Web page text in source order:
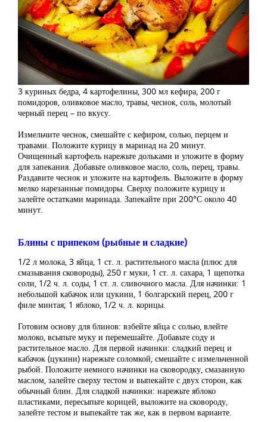
3 куриных бедра, 4 картофелины, 300 мл кефира, 200 г
помидоров, оливковое масло, травы, чеснок, соль, молотый
черный перец – по вкусу.
Измельчите чеснок, смешайте с кефиром, солью, перцем и
травами. Положите курицу в маринад на 20 минут.
Очищенный картофель нарежьте дольками и уложите в форму
для запекания. Добавьте оливковое масло, соль, перец, травы.
Раздавите чеснок и уложите на картофель. Выложите в форму
мелко нарезанные помидоры. Сверху положите курицу и
залейте остатками маринада. Запекайте при 200°С около 40
минут.
Блины с припеком (рыбные и сладкие)
1/2 л молока, 3 яйца, 1 ст. л. растительного масла (плюс для
смазывания сковороды), 250 г муки, 1 ст. л. сахара, 1 щепотка
соли, 1/2 ч. л. соды, 1 ст. л. сливочного масла. Для начинки: 1
небольшой кабачок или цукини, 1 болгарский перец, 200 г
филе минтая; 1 яблоко, 1/2 ч. л. корицы.
Готовим основу для блинов: взбейте яйца с солью, влейте
молоко, всыпьте муку и перемешайте. Добавьте соду и
растительное масло. Для первой начинки: сладкий перец и
кабачок (цукини) нарежьте соломкой, смешайте с измельченной
рыбой. Положите немного начинки на сковородку, смазанную
маслом, залейте сверху тестом и выпекайте с двух сторон, как
обычный блин. Для сладкой начинки: нарежьте яблоко
пластиками, пересыпьте корицей, выложите на сковороду,
залейте тестом и выпекайте так же, как в первом варианте.